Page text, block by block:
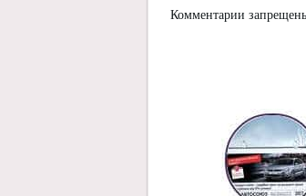
Комментарии